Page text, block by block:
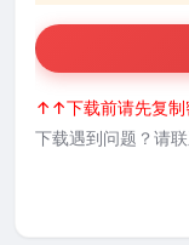
↑↑下载前请先复
下载遇到问题？请